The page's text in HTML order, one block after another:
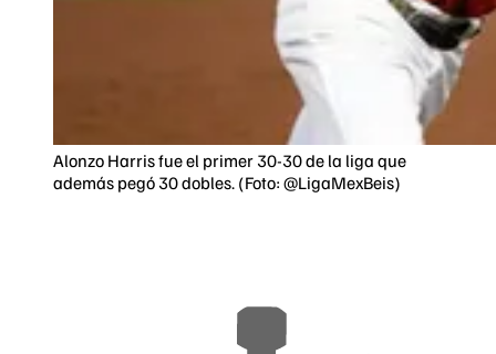
Alonzo Harris fue el primer 30-30 de la liga que
además pegó 30 dobles. (Foto: @LigaMexBeis)